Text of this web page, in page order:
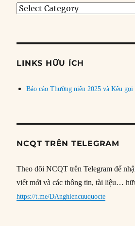
Tìm
đề
LINKS HỮU ÍCH
Báo cáo Thường niên 2025 và Kêu
NCQT TRÊN TELEGRAM
Theo dõi NCQT trên Telegram để
viết mới và các thông tin, tài liệu…
https://t.me/DAnghiencuuquocte